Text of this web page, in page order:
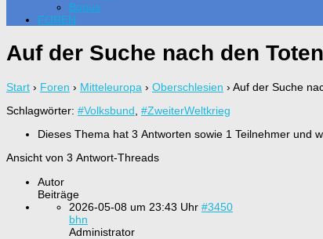
Bonus
FOREN
Auf der Suche nach den
Start › Foren › Mitteleuropa › Oberschlesien › Auf der Suche
Schlagwörter: #Volksbund, #ZweiterWeltkrieg
Dieses Thema hat 3 Antworten sowie 1 Teilnehmer und
Ansicht von 3 Antwort-Threads
Autor
Beiträge
2026-05-08 um 23:43 Uhr #3450
bhn
Administrator